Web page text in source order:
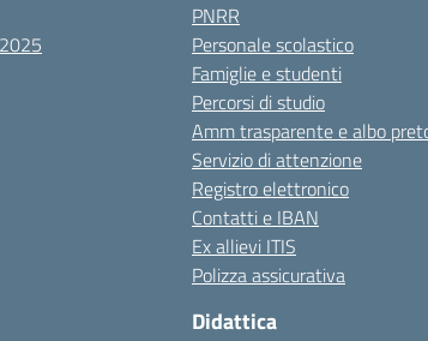
PNRR
Personale scolastico
Famiglie e studenti
Percorsi di studio
Amm trasparente e albo
Servizio di attenzione
Registro elettronico
Contatti e IBAN
Ex allievi ITIS
Polizza assicurativa
Didattica